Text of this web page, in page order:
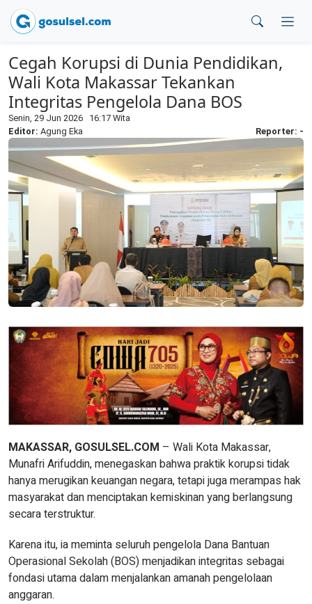
Cegah Korupsi di Dunia Pendidikan,
Wali Kota Makassar Tekankan
Integritas Pengelola Dana BOS
Senin, 29 Jun 2026 16:17 Wita
Editor: Agung Eka Reporter: -
MAKASSAR, GOSULSEL.COM – Wali Kota Makassar,
Munafri Arifuddin, menegaskan bahwa praktik korupsi tidak
hanya merugikan keuangan negara, tetapi juga merampas hak
masyarakat dan menciptakan kemiskinan yang berlangsung
secara terstruktur.
Karena itu, ia meminta seluruh pengelola Dana Bantuan
Operasional Sekolah (BOS) menjadikan integritas sebagai
fondasi utama dalam menjalankan amanah pengelolaan
anggaran.